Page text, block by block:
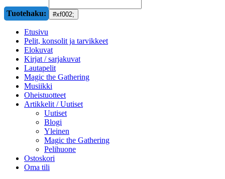
Tuotehaku:
Etusivu
Pelit, konsolit ja tarvikkeet
Elokuvat
Kirjat / sarjakuvat
Lautapelit
Magic the Gathering
Musiikki
Oheistuotteet
Artikkelit / Uutiset
Uutiset
Blogi
Yleinen
Magic the Gathering
Pelihuone
Ostoskori
Oma tili